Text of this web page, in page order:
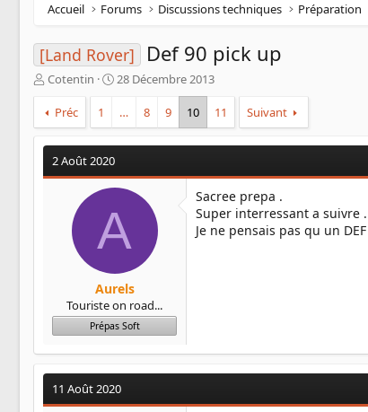
Accueil Forums Discussions techniques Préparation
[Land Rover] Def 90 pick up
A
t
e
u
d
i
n
Cotentin
D
e
d
d
é
u
t
28 Décembre 2013
Préc 1 … 8 9 10 11 Suivant
2 Août 2020
A
Aurels
Touriste on road...
Prépas Soft
Sacree prepa .
Super interressant a suivre .
Je ne pensais pas qu un
11 Août 2020